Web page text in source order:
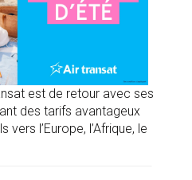
est de retour avec ses
des tarifs avantageux
l’Europe, l’Afrique, le